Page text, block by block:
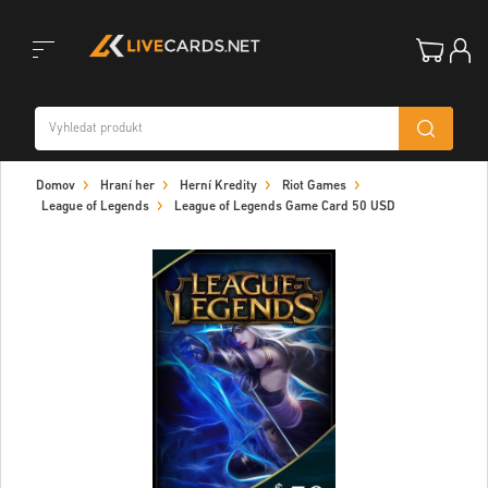
navigation
Domov Hraní her Herní Kredity
Riot Games
League of Legends
League of Legends Game Card 50 USD